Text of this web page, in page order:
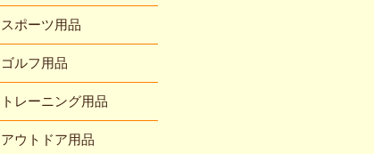
スポーツ用品
ゴルフ用品
トレーニング用品
アウトドア用品